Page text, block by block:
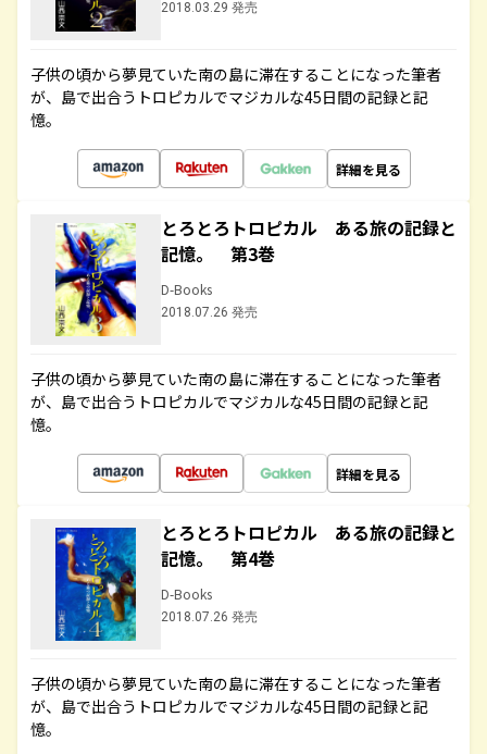
2018.03.29 発売
子供の頃から夢見ていた南の島に滞在することになった筆者
が、島で出合うトロピカルでマジカルな45日間の記録と記
憶。
詳細を見る
とろとろトロピカル ある旅の記録と
記憶。 第3巻
D-Books
2018.07.26 発売
子供の頃から夢見ていた南の島に滞在することになった筆者
が、島で出合うトロピカルでマジカルな45日間の記録と記
憶。
詳細を見る
とろとろトロピカル ある旅の記録と
記憶。 第4巻
D-Books
2018.07.26 発売
子供の頃から夢見ていた南の島に滞在することになった筆者
が、島で出合うトロピカルでマジカルな45日間の記録と記
憶。